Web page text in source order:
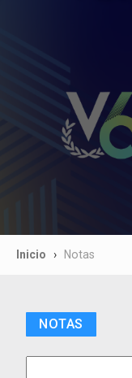
Inicio Notas
NOTAS